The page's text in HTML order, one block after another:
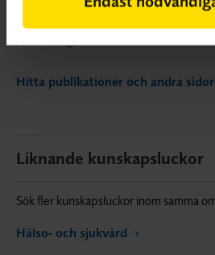
Hitta publikationer och andra
Liknande kunskapsluckor
Sök fler kunskapsluckor inom samma
Hälso- och sjukvård